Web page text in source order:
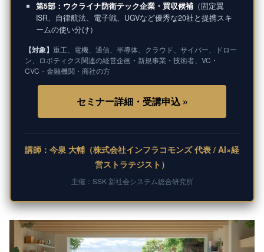
第5部：ウクライナ防衛テック企業・買収候補（固定翼
ISR、自律航法、電子戦、UGVなど優秀な20社と提携スキ
ームの使い分け）
【対象】 重工、電機、通信、半導体、クラウド、サイバー、ドロー
ン、ロボティクス関連の経営企画・新規事業・技術者、VC・
CVC・金融機関・商社の方
セミナー詳細・受講申込 »
講師：今泉 大輔（株式会社インフラコモンズ 代表 / AI×経
営ストラテジスト）
主催：SSK 新社会システム総合研究所